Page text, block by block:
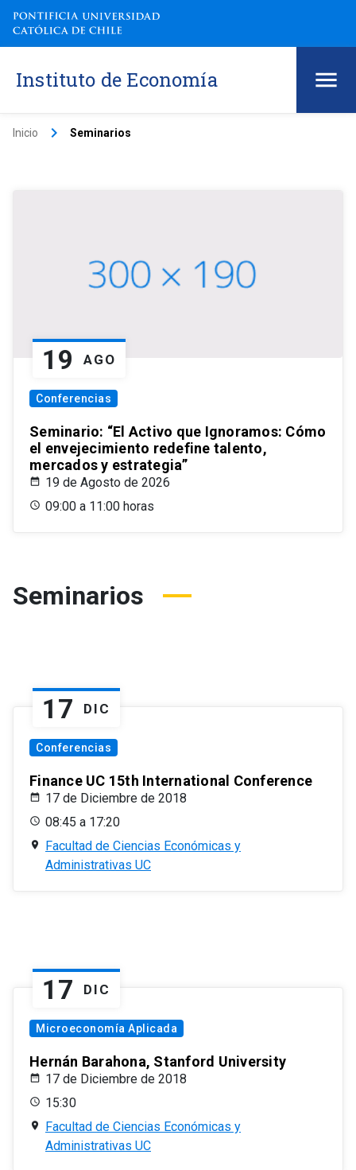
Instituto de Economía
Inicio keyboard_arrow_right Seminarios
19 AGO
Conferencias
Seminario: “El Activo que Ignoramos: Cómo
el envejecimiento redefine talento,
mercados y estrategia”
19 de Agosto de 2026
09:00 a 11:00 horas
Seminarios
17 DIC
Conferencias
Finance UC 15th International Conference
17 de Diciembre de 2018
08:45 a 17:20
Facultad de Ciencias Económicas y
Administrativas UC
17 DIC
Microeconomía Aplicada
Hernán Barahona, Stanford University
17 de Diciembre de 2018
15:30
Facultad de Ciencias Económicas y
Administrativas UC